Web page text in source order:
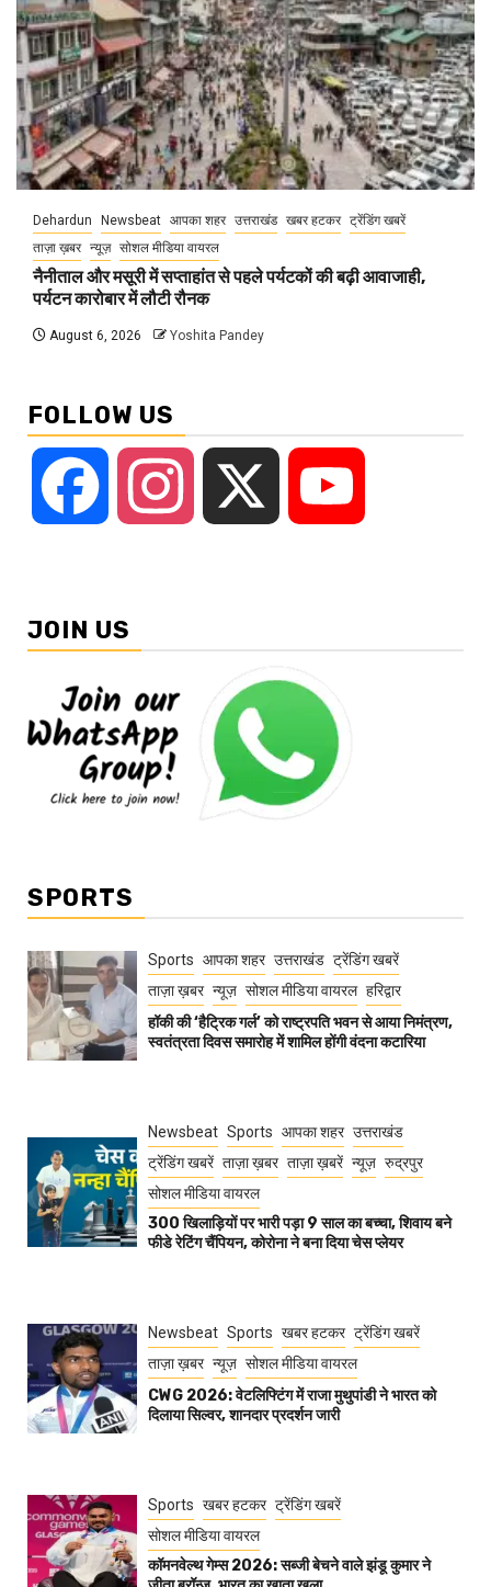
Dehardun Newsbeat आपका शहर उत्तराखंड खबर हटकर ट्रेंडिंग खबरें
ताज़ा ख़बर न्यूज़ सोशल मीडिया वायरल
नैनीताल और मसूरी में सप्ताहांत से पहले पर्यटकों की बढ़ी आवाजाही,
पर्यटन कारोबार में लौटी रौनक
August 6, 2026 Yoshita Pandey
FOLLOW US
Facebook Instagram
JOIN US
SPORTS
Sports आपका शहर उत्तराखंड ट्रेंडिंग खबरें
ताज़ा ख़बर न्यूज़ सोशल मीडिया वायरल हरिद्वार
हॉकी की ‘हैट्रिक गर्ल’ को राष्ट्रपति भवन से आया निमंत्रण,
स्वतंत्रता दिवस समारोह में शामिल होंगी वंदना कटारिया
Newsbeat Sports आपका शहर उत्तराखंड
ट्रेंडिंग खबरें ताज़ा ख़बर ताज़ा ख़बरें न्यूज़ रुद्रपुर
सोशल मीडिया वायरल
300 खिलाड़ियों पर भारी पड़ा 9 साल का बच्चा, शिवाय बने
फीडे रेटिंग चैंपियन, कोरोना ने बना दिया चेस प्लेयर
Newsbeat Sports खबर हटकर ट्रेंडिंग खबरें
ताज़ा ख़बर न्यूज़ सोशल मीडिया वायरल
CWG 2026: वेटलिफ्टिंग में राजा मुथुपांडी ने भारत को
दिलाया सिल्वर, शानदार प्रदर्शन जारी
Sports खबर हटकर ट्रेंडिंग खबरें
सोशल मीडिया वायरल
कॉमनवेल्थ गेम्स 2026: सब्जी बेचने वाले झंडू कुमार ने